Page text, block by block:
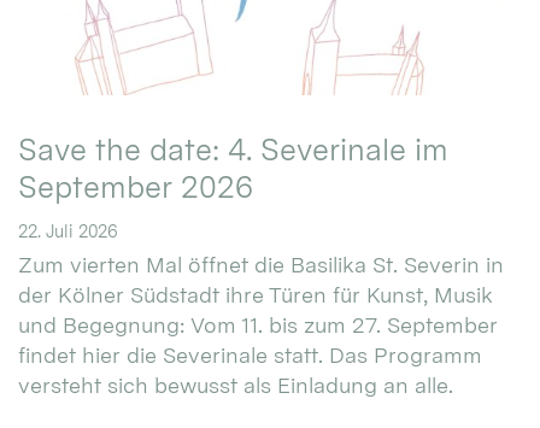
Save the date: 4. Severinale im
September 2026
22. Juli 2026
Zum vierten Mal öffnet die Basilika St. Severin in
der Kölner Südstadt ihre Türen für Kunst, Musik
und Begegnung: Vom 11. bis zum 27. September
findet hier die Severinale statt. Das Programm
versteht sich bewusst als Einladung an alle.